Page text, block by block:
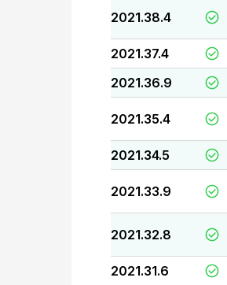
2021.38.4
2021.37.4
2021.36.9
2021.35.4
2021.34.5
2021.33.9
2021.32.8
2021.31.6